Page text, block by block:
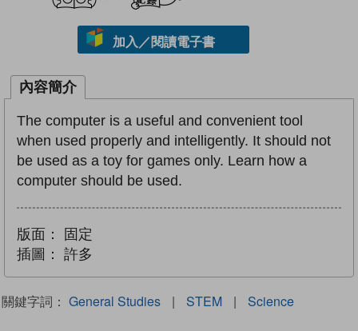
加入／閱讀電子書
內容簡介
The computer is a useful and convenient tool
when used properly and intelligently. It should not
be used as a toy for games only. Learn how a
computer should be used.
版面：
固定
插圖：
許多
關鍵字詞： General Studies | STEM | Science